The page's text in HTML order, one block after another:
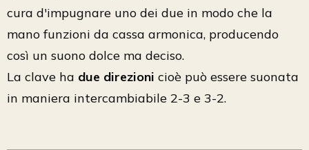
cura d'impugnare uno dei due in modo che la
mano funzioni da cassa armonica, producendo
così un suono dolce ma deciso.
La clave ha due direzioni cioè può essere suonata
in maniera intercambiabile 2-3 e 3-2.